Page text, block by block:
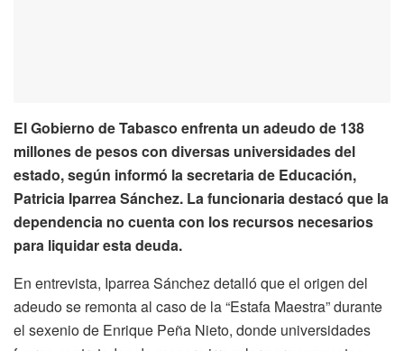
El Gobierno de Tabasco enfrenta un adeudo de 138
millones de pesos con diversas universidades del
estado, según informó la secretaria de Educación,
Patricia Iparrea Sánchez. La funcionaria destacó que la
dependencia no cuenta con los recursos necesarios
para liquidar esta deuda.
En entrevista, Iparrea Sánchez detalló que el origen del
adeudo se remonta al caso de la “Estafa Maestra” durante
el sexenio de Enrique Peña Nieto, donde universidades